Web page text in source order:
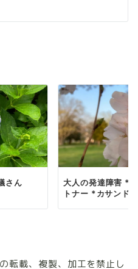
さん
大人の発達障害 *
トナー *カサンド
転載、複製、加工を禁止し